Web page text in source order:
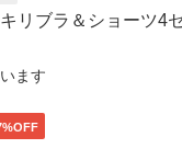
キリブラ＆ショーツ4
ます
%OFF